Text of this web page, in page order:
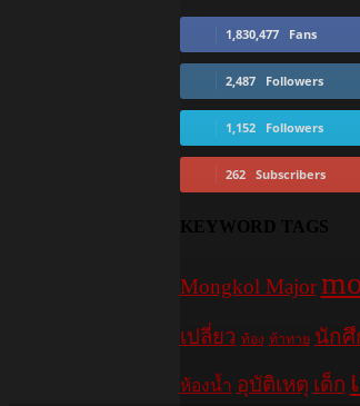
1,830,477 Fans
2,487 Followers
1,152 Followers
262 Subscribers
KEYWORD TAGS
Mongkol Major
เปลี่ยว ท้อง ท้าทาย นักศึ
ห้องน้ำ อุบัติเหตุ เด็ก